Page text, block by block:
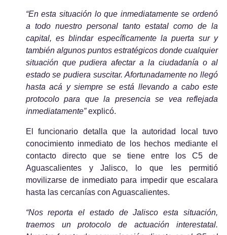
“En esta situación lo que inmediatamente se ordenó
a todo nuestro personal tanto estatal como de la
capital, es blindar específicamente la puerta sur y
también algunos puntos estratégicos donde cualquier
situación que pudiera afectar a la ciudadanía o al
estado se pudiera suscitar. Afortunadamente no llegó
hasta acá y siempre se está llevando a cabo este
protocolo para que la presencia se vea reflejada
inmediatamente” explicó.
El funcionario detalla que la autoridad local tuvo
conocimiento inmediato de los hechos mediante el
contacto directo que se tiene entre los C5 de
Aguascalientes y Jalisco, lo que les permitió
movilizarse de inmediato para impedir que escalara
hasta las cercanías con Aguascalientes.
“Nos reporta el estado de Jalisco esta situación,
traemos un protocolo de actuación interestatal.